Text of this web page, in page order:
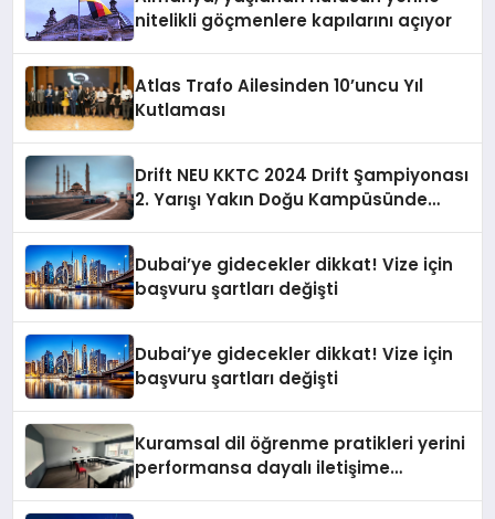
nitelikli göçmenlere kapılarını açıyor
Atlas Trafo Ailesinden 10’uncu Yıl
Kutlaması
Drift NEU KKTC 2024 Drift Şampiyonası
2. Yarışı Yakın Doğu Kampüsünde
Dubai’ye gidecekler dikkat! Vize için
başvuru şartları değişti
Dubai’ye gidecekler dikkat! Vize için
başvuru şartları değişti
Kuramsal dil öğrenme pratikleri yerini
performansa dayalı iletişime